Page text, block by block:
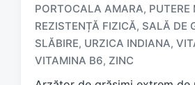
a
g
g
e
PORTOCALA AMARA, PUTERE
REZISTENȚĂ FIZICĂ, SALĂ DE
SLĂBIRE, URZICA INDIANA,
VITAMINA B6, ZINC